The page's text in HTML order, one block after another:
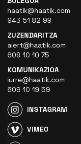
haatik@haatik.com
943 51 82 99
ZUZENDARITZA
aiert@haatik.com
609 10 10 75
KOMUNIKAZIOA
iurre@haatik.com
609 10 19 59
INSTAGRAM
VIMEO